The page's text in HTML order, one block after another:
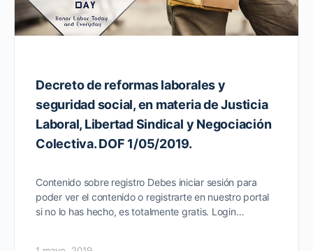
Decreto de reformas laborales y
seguridad social, en materia de Justicia
Laboral, Libertad Sindical y Negociación
Colectiva. DOF 1/05/2019.
Contenido sobre registro Debes iniciar sesión para
poder ver el contenido o registrarte en nuestro portal
si no lo has hecho, es totalmente gratis. Login…